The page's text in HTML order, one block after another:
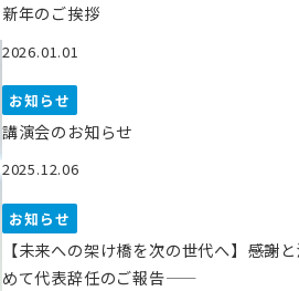
新年のご挨拶
2026.01.01
お知らせ
講演会のお知らせ
2025.12.06
お知らせ
【未来への架け橋を次の世代へ】――感謝
めて代表辞任のご報告――